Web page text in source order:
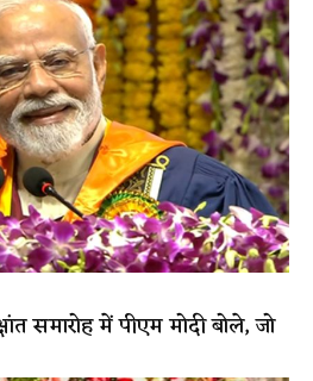
समारोह में पीएम मोदी बोले, जो